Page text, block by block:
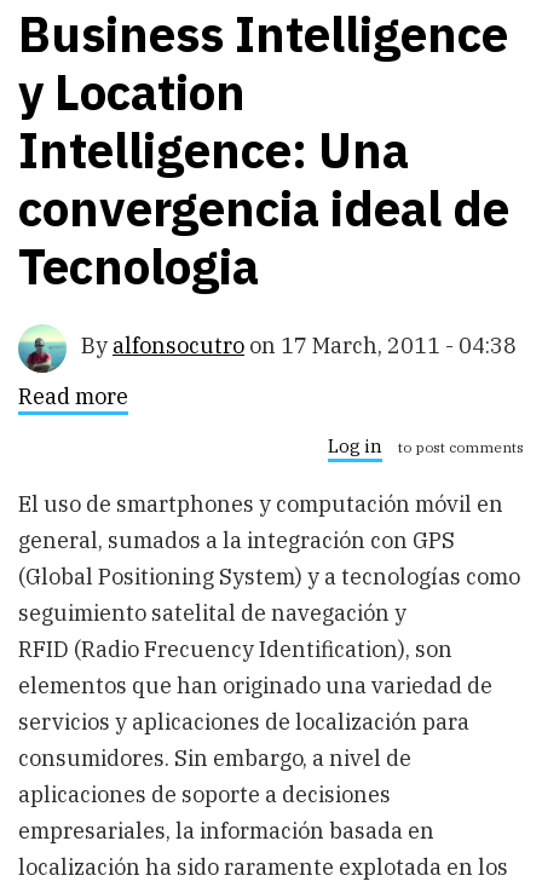
Business Intelligence
y Location
Intelligence: Una
convergencia ideal de
Tecnologia
By alfonsocutro on 17 March, 2011 - 04:38
Read more
Intelligence:
convergencia
ideal
de
Tecnologia
Log in to post comments
El uso de smartphones y computación móvil en
general, sumados a la integración con GPS
(Global Positioning System) y a tecnologías como
seguimiento satelital de navegación y
RFID (Radio Frecuency Identification), son
elementos que han originado una variedad de
servicios y aplicaciones de localización para
consumidores. Sin embargo, a nivel de
aplicaciones de soporte a decisiones
empresariales, la información basada en
localización ha sido raramente explotada en los